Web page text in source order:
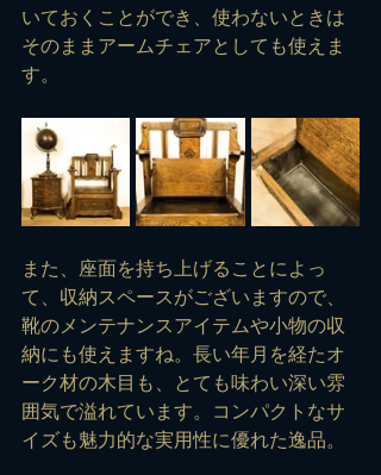
いておくことができ、使わないときは
そのままアームチェアとしても使えま
す。
また、座面を持ち上げることによっ
て、収納スペースがございますので、
靴のメンテナンスアイテムや小物の収
納にも使えますね。長い年月を経たオ
ーク材の木目も、とても味わい深い雰
囲気で溢れています。コンパクトなサ
イズも魅力的な実用性に優れた逸品。